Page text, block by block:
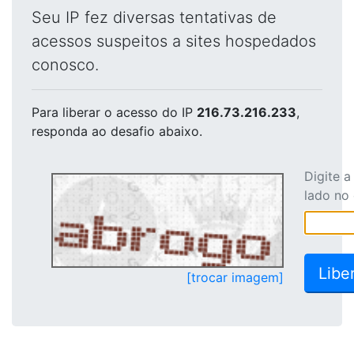
Seu IP fez diversas tentativas de
acessos suspeitos a sites hospedados
conosco.
Para liberar o acesso do IP 216.73.216.233,
responda ao desafio abaixo.
[trocar imagem]
Digite
lado no